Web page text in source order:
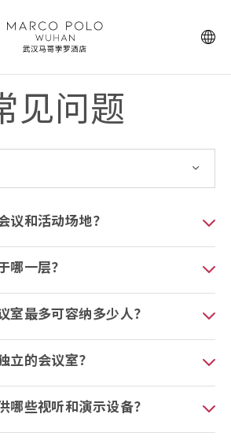
见问题
议和活动场地？
哪一层？
室最多可容纳多少人？
立的会议室？
哪些视听和演示设备？